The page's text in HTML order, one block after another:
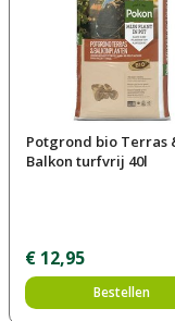
Potgrond bio Terras
Balkon turfvrij 40l
€ 12,95
Bestellen